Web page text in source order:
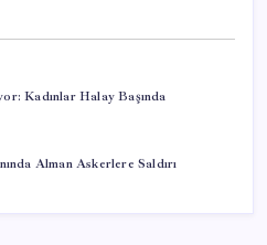
Kadınlar Halay Başında
Alman Askerlere Saldırı